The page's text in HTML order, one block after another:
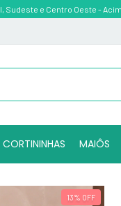
Parcele em até 3x sem juros
CORTININHAS MAIÔS
13% OFF